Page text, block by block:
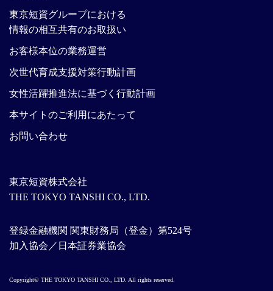
東京短資株式会社
THE TOKYO TANSHI CO., LTD.
登録金融機関 関東財務局（登金）第524号
加入協会／日本証券業協会
東京短資グループにおける
情報の相互共有のお取扱い
お客様本位の業務運営
次世代育成支援対策行動計画
女性活躍推進法に基づく行動計画
本サイトのご利用にあたって
お問い合わせ
Copyright© THE TOKYO TANSHI CO., LTD. All rights reserved.